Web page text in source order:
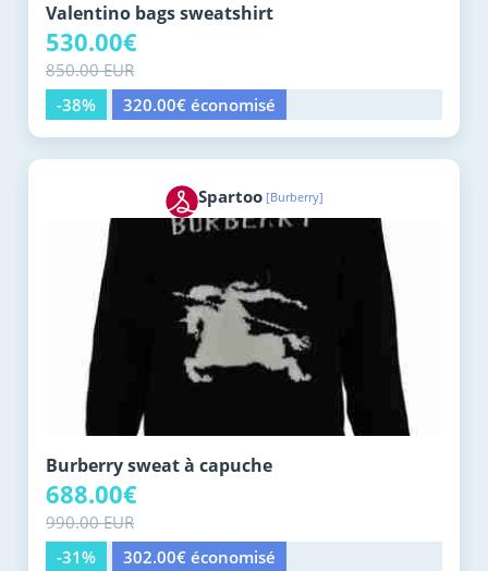
Valentino bags sweatshirt
530.00€
850.00 EUR
-38%
320.00€ économisé
Spartoo [Burberry]
Burberry sweat à capuche
688.00€
990.00 EUR
-31%
302.00€ économisé